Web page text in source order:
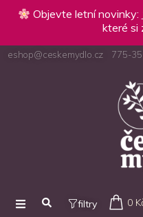
Objevte letní novinky:
které si
eshop@ceskemydlo.cz 775-
filtry 0